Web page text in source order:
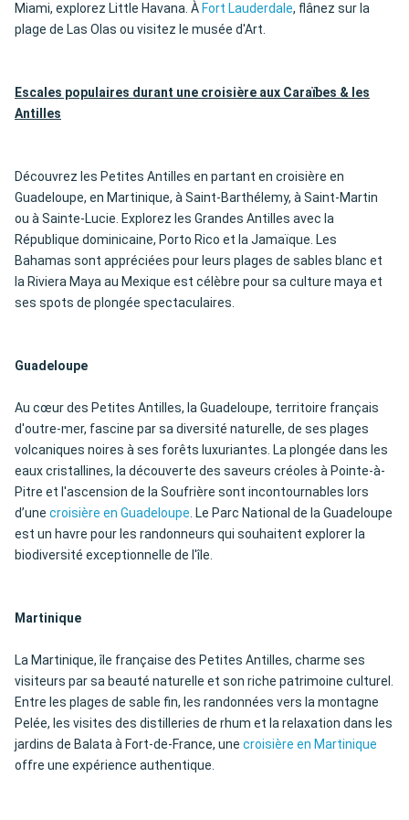
Miami, explorez Little Havana. À Fort Lauderdale, flânez sur la
plage de Las Olas ou visitez le musée d'Art.
Escales populaires durant une croisière aux Caraïbes & les
Antilles
Découvrez les Petites Antilles en partant en croisière en
Guadeloupe, en Martinique, à Saint-Barthélemy, à Saint-Martin
ou à Sainte-Lucie. Explorez les Grandes Antilles avec la
République dominicaine, Porto Rico et la Jamaïque. Les
Bahamas sont appréciées pour leurs plages de sables blanc et
la Riviera Maya au Mexique est célèbre pour sa culture maya et
ses spots de plongée spectaculaires.
Guadeloupe
Au cœur des Petites Antilles, la Guadeloupe, territoire français
d'outre-mer, fascine par sa diversité naturelle, de ses plages
volcaniques noires à ses forêts luxuriantes. La plongée dans les
eaux cristallines, la découverte des saveurs créoles à Pointe-à-
Pitre et l'ascension de la Soufrière sont incontournables lors
d’une croisière en Guadeloupe. Le Parc National de la Guadeloupe
est un havre pour les randonneurs qui souhaitent explorer la
biodiversité exceptionnelle de l'île.
Martinique
La Martinique, île française des Petites Antilles, charme ses
visiteurs par sa beauté naturelle et son riche patrimoine culturel.
Entre les plages de sable fin, les randonnées vers la montagne
Pelée, les visites des distilleries de rhum et la relaxation dans les
jardins de Balata à Fort-de-France, une croisière en Martinique
offre une expérience authentique.